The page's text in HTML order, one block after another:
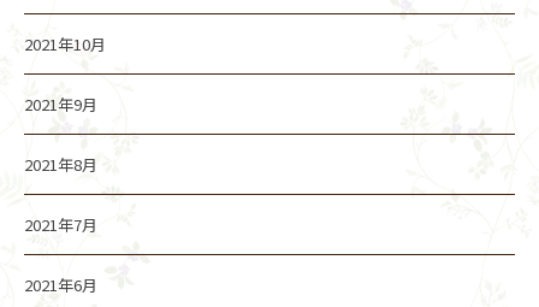
2021年10月
2021年9月
2021年8月
2021年7月
2021年6月